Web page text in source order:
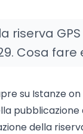
riserva
Cosa fare
su Istanze
della